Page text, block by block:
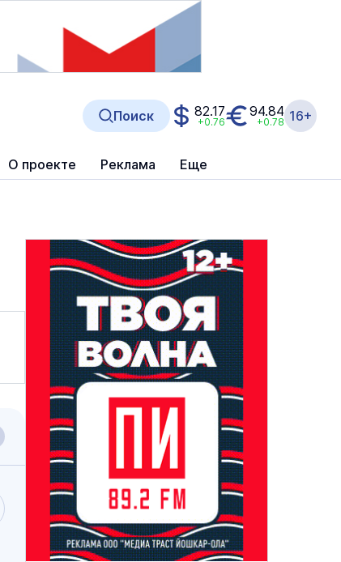
О проекте Реклама Еще
Поиск 82.17
+0.76
94.84
+0.78 16+